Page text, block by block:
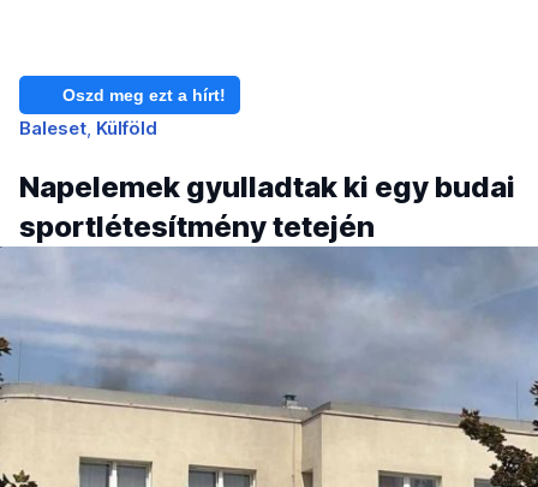
Oszd meg ezt a hírt!
Baleset Külföld
Napelemek gyulladtak ki egy budai
sportlétesítmény tetején